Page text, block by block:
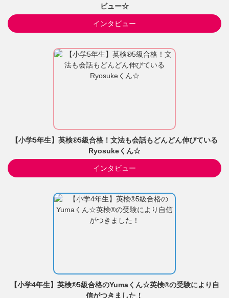
ビュー☆
インタビュー
【小学5年生】英検®5級合格！文法も会話もどんどん伸びている
Ryosukeくん☆
インタビュー
【小学4年生】英検®5級合格のYumaくん☆英検®の受験により自
信がつきました！